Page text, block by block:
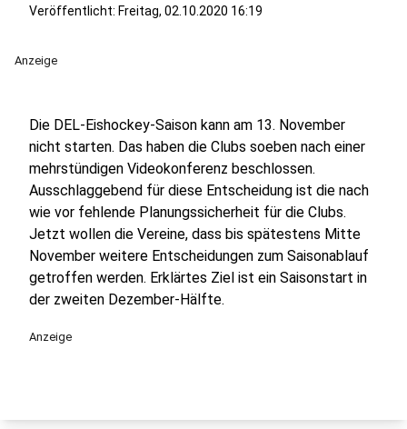
Veröffentlicht: Freitag, 02.10.2020 16:19
Anzeige
Die DEL-Eishockey-Saison kann am 13. November
nicht starten. Das haben die Clubs soeben nach einer
mehrstündigen Videokonferenz beschlossen.
Ausschlaggebend für diese Entscheidung ist die nach
wie vor fehlende Planungssicherheit für die Clubs.
Jetzt wollen die Vereine, dass bis spätestens Mitte
November weitere Entscheidungen zum Saisonablauf
getroffen werden. Erklärtes Ziel ist ein Saisonstart in
der zweiten Dezember-Hälfte.
Anzeige